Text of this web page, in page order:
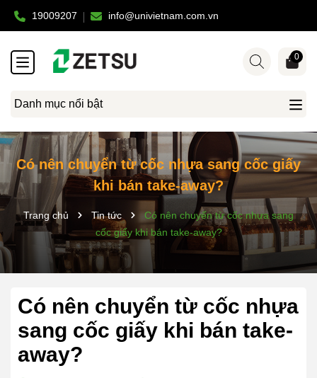
19009207 info@univietnam.com.vn
Danh mục nổi bật
0
Có nên chuyển từ cốc nhựa sang cốc giấy
khi bán take-away?
Trang chủ Tin tức
Có nên chuyển từ cốc nhựa sang
cốc giấy khi bán take-away?
Có nên chuyển từ cốc nhựa
sang cốc giấy khi bán take-
away?